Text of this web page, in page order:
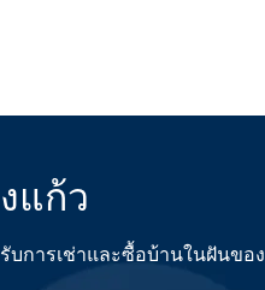
แก้ว
บการเช่าและซื้อบ้านในฝันของ